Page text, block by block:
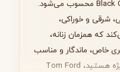
تابستانی‌تر از شاهکار محبوب Black Orchid محسوب می‌شود.
شرقی و خوراکی،
که همزمان زنانه،
خاص، ماندگار و مناسب
مهمانی‌های شبانه و موقعیت‌های ویژه هستید، Tom Ford